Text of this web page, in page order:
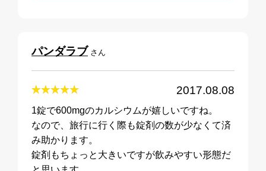
パンダラブ さん
2017.08.08
1錠で600mgのカルシウムが嬉しいですね。
なので、旅行に行く際も錠剤の数が少なくて済
み助かります。
錠剤もちょっと大きいですが飲みやすい形態だ